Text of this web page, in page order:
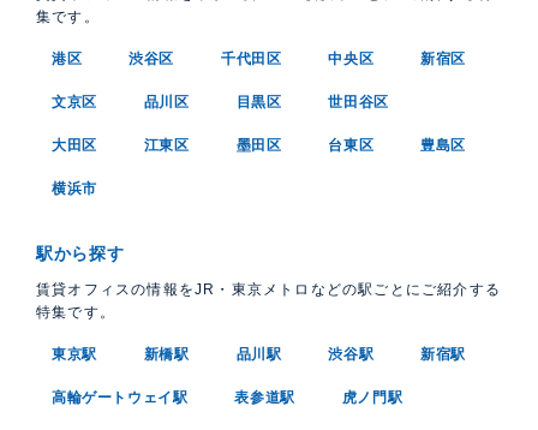
集です。
港区 渋谷区 千代田区 中央区 新宿区
文京区 品川区 目黒区 世田谷区
大田区 江東区 墨田区 台東区 豊島区
横浜市
駅から探す
賃貸オフィスの情報をJR・東京メトロなどの駅ごとにご紹介する
特集です。
東京駅 新橋駅 品川駅 渋谷駅 新宿駅
高輪ゲートウェイ駅 表参道駅 虎ノ門駅